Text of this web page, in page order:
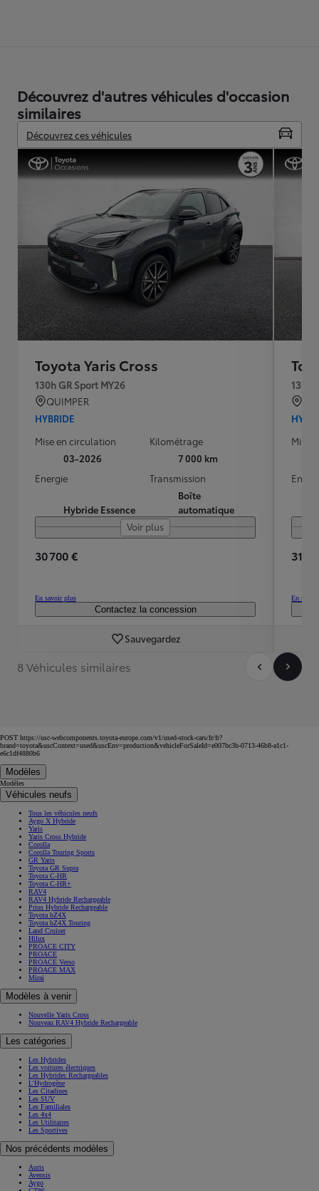
Découvrez d'autres véhicules d'occasion
similaires
Découvrez ces véhicules
Toyota Yaris Cross
130h GR Sport MY26
QUIMPER
HYBRIDE
Mise en circulation
03-2026
Kilométrage
7 000 km
Energie
Hybride Essence
Transmission
Boîte
automatique
Voir plus
30 700 €
En savoir plus
Contactez la concession
Sauvegardez
130h
Mise
31
En
8 Véhicules similaires
POST https://usc-webcomponents.toyota-europe.com/v1/used-stock-cars/fr/fr?
brand=toyota&uscContext=used&uscEnv=production&vehicleForSaleId=e007bc3b-0713-46b8-a1c1-
e6c1df4880b6
Modèles
Modèles
Véhicules neufs
Tous les véhicules neufs
Aygo X Hybride
Yaris
Yaris Cross Hybride
Corolla
Corolla Touring Sports
GR Yaris
Toyota GR Supra
Toyota C-HR
Toyota C-HR+
RAV4
RAV4 Hybride Rechargeable
Prius Hybride Rechargeable
Toyota bZ4X
Toyota bZ4X Touring
Land Cruiser
Hilux
PROACE CITY
PROACE
PROACE Verso
PROACE MAX
Mirai
Modèles à venir
Nouvelle Yaris Cross
Nouveau RAV4 Hybride Rechargeable
Les catégories
Les Hybrides
Les voitures électriques
Les Hybrides Rechargeables
L'Hydrogène
Les Citadines
Les SUV
Les Familiales
Les 4x4
Les Utilitaires
Les Sportives
Nos précédents modèles
Auris
Avensis
Aygo